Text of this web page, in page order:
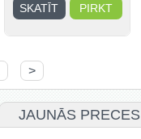
SKATĪT PIRKT
>
JAUNĀS PRECES